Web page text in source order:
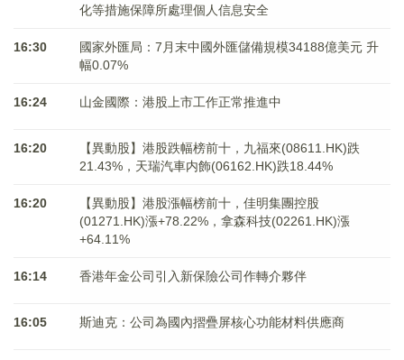
化等措施保障所處理個人信息安全
16:30
國家外匯局：7月末中國外匯儲備規模34188億美元 升
幅0.07%
16:24 山金國際：港股上市工作正常推進中
16:20
【異動股】港股跌幅榜前十，九福來(08611.HK)跌
21.43%，天瑞汽車内飾(06162.HK)跌18.44%
16:20
【異動股】港股漲幅榜前十，佳明集團控股
(01271.HK)漲+78.22%，拿森科技(02261.HK)漲
+64.11%
16:14 香港年金公司引入新保險公司作轉介夥伴
16:05 斯迪克：公司為國內摺疊屏核心功能材料供應商